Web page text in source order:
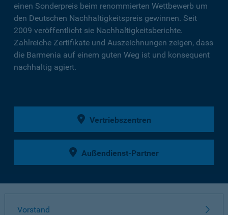
einen Sonderpreis beim renommierten Wettbewerb um
den Deutschen Nachhaltigkeitspreis gewinnen. Seit
2009 veröffentlicht sie Nachhaltigkeitsberichte.
Zahlreiche Zertifikate und Auszeichnungen zeigen, dass
die Barmenia auf einem guten Weg ist und konsequent
nachhaltig agiert.
Vertriebszentren
Außendienst-Partner
Vorstand